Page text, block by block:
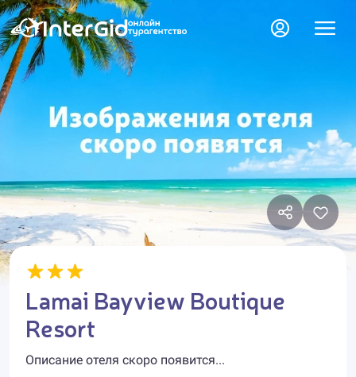
Lamai Bayview Boutique
Resort
Описание отеля скоро появится...